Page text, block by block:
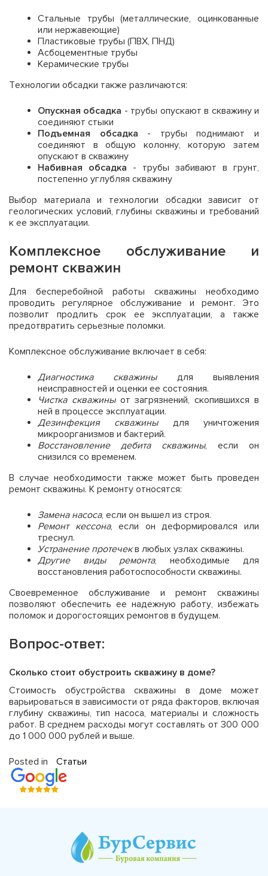
Стальные трубы (металлические, оцинкованные
или нержавеющие)
Пластиковые трубы (ПВХ, ПНД)
Асбоцементные трубы
Керамические трубы
Технологии обсадки также различаются:
Опускная обсадка - трубы опускают в скважину и
соединяют стыки
Подъемная обсадка - трубы поднимают и
соединяют в общую колонну, которую затем
опускают в скважину
Набивная обсадка - трубы забивают в грунт,
постепенно углубляя скважину
Выбор материала и технологии обсадки зависит от
геологических условий, глубины скважины и требований
к ее эксплуатации.
Комплексное обслуживание и
ремонт скважин
Для бесперебойной работы скважины необходимо
проводить регулярное обслуживание и ремонт. Это
позволит продлить срок ее эксплуатации, а также
предотвратить серьезные поломки.
Комплексное обслуживание включает в себя:
Диагностика скважиныдля выявления
неисправностей и оценки ее состояния.
Чистка скважиныот загрязнений, скопившихся в
ней в процессе эксплуатации.
Дезинфекция скважиныдля уничтожения
микроорганизмов и бактерий.
Восстановление дебита скважины, если он
снизился со временем.
В случае необходимости также может быть проведен
ремонт скважины. К ремонту относятся:
Замена насоса, если он вышел из строя.
Ремонт кессона, если он деформировался или
треснул.
Устранение протечекв любых узлах скважины.
Другие виды ремонта, необходимые для
восстановления работоспособности скважины.
Своевременное обслуживание и ремонт скважины
позволяют обеспечить ее надежную работу, избежать
поломок и дорогостоящих ремонтов в будущем.
Вопрос-ответ:
Сколько стоит обустроить скважину в доме?
Стоимость обустройства скважины в доме может
варьироваться в зависимости от ряда факторов, включая
глубину скважины, тип насоса, материалы и сложность
работ. В среднем расходы могут составлять от 300 000
до 1 000 000 рублей и выше.
Posted in Статьи